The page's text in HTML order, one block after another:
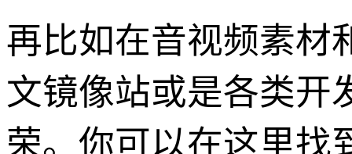
再比如在音视频素材
文镜像站或是各类开
荣。你可以在这里找